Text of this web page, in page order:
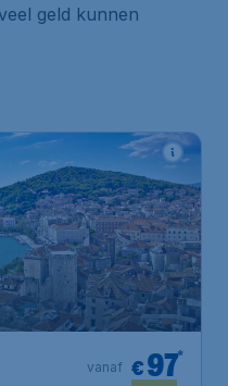
geld kunnen
€97*
vanaf